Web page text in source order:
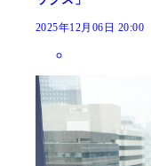
2025年12月06日 20:00